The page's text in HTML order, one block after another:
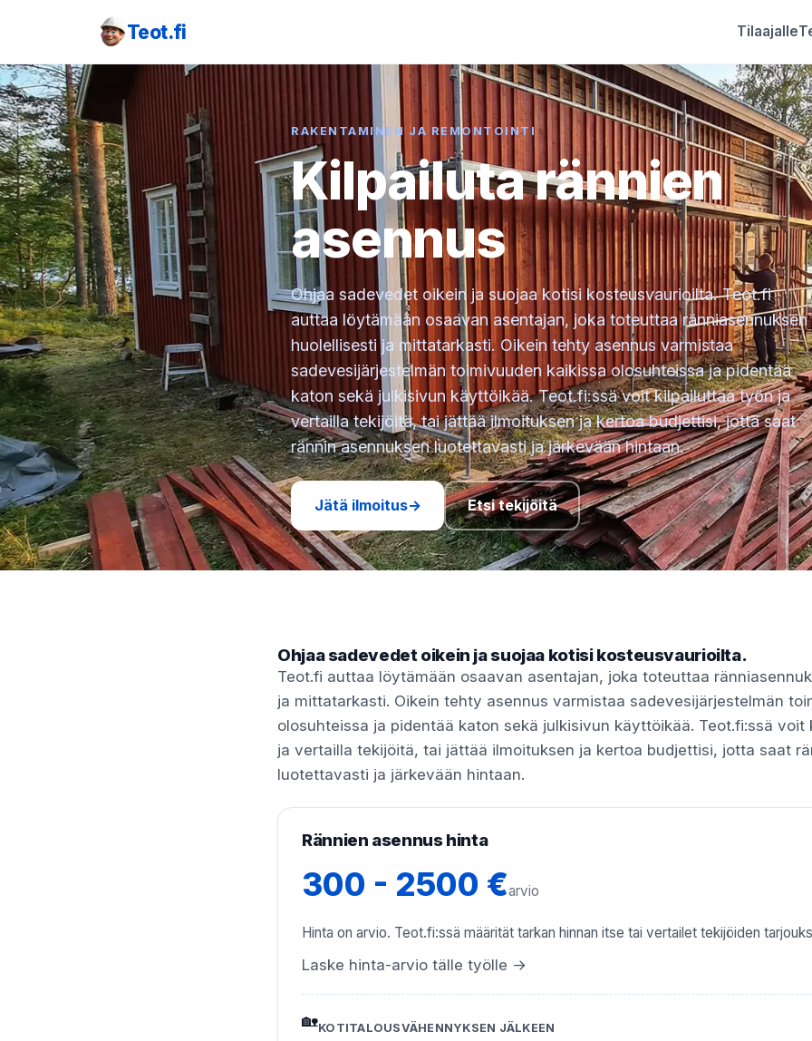
Teot.fi Tilaajalle
RAKENTAMINEN JA REMONTOINTI
Kilpailuta rännien
asennus
Ohjaa sadevedet oikein ja suojaa kotisi kosteusvaurioilta. Teot.fi
auttaa löytämään osaavan asentajan, joka toteuttaa ränniasennuksen
huolellisesti ja mittatarkasti. Oikein tehty asennus varmistaa
sadevesijärjestelmän toimivuuden kaikissa olosuhteissa ja pidentää
katon sekä julkisivun käyttöikää. Teot.fi:ssä voit kilpailuttaa työn ja
vertailla tekijöitä, tai jättää ilmoituksen ja kertoa budjettisi, jotta saat
rännin asennuksen luotettavasti ja järkevään hintaan.
Jätä ilmoitus→ Etsi tekijöitä
Ohjaa sadevedet oikein ja suojaa kotisi kosteusvaurioilta.
Teot.fi auttaa löytämään osaavan asentajan, joka toteuttaa
ja mittatarkasti. Oikein tehty asennus varmistaa sadevesijärjestelmän
olosuhteissa ja pidentää katon sekä julkisivun käyttöikää. Teot.fi:ssä voit
ja vertailla tekijöitä, tai jättää ilmoituksen ja kertoa budjettisi, jotta saat
luotettavasti ja järkevään hintaan.
Rännien asennus hinta
300 - 2500 €arvio
Hinta on arvio. Teot.fi:ssä määrität tarkan hinnan itse tai vertailet tekijöiden
Laske hinta-arvio tälle työlle →
🏡KOTITALOUSVÄHENNYKSEN JÄLKEEN